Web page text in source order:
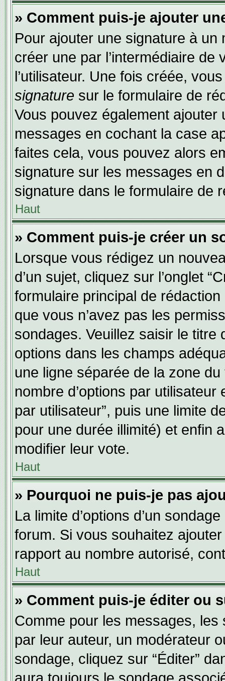
» Comment puis-je ajouter
Pour ajouter une signature à un
créer une par l’intermédiaire
l’utilisateur. Une fois créée,
signature sur le formulaire de
Vous pouvez également
messages en cochant la case
faites cela, vous pouvez alors
signature sur les messages en
signature dans le formulaire de
Haut
» Comment puis-je créer un
Lorsque vous rédigez un
d’un sujet, cliquez sur l’onglet
formulaire principal de
que vous n’avez pas les
sondages. Veuillez saisir le
options dans les champs
une ligne séparée de la zone
nombre d’options par
par utilisateur”, puis une limite
pour une durée illimité) et enfin
modifier leur vote.
Haut
» Pourquoi ne puis-je pas
La limite d’options d’un
forum. Si vous souhaitez
rapport au nombre autorisé,
Haut
» Comment puis-je éditer ou
Comme pour les messages,
par leur auteur, un modérateur
sondage, cliquez sur “Éditer”